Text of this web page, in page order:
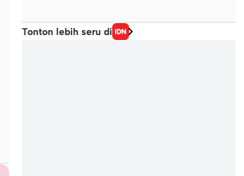
Tonton lebih seru di